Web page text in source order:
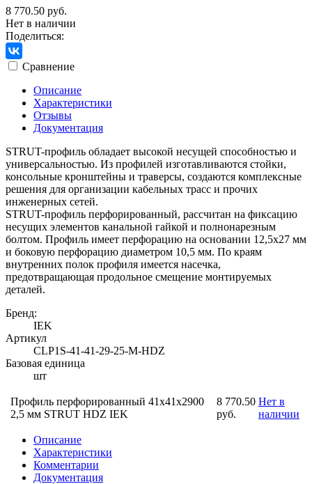
8 770.50 руб.
Нет в наличии
Поделиться:
Сравнение
Описание
Характеристики
Отзывы
Документация
STRUT-профиль обладает высокой несущей способностью и
универсальностью. Из профилей изготавливаются стойки,
консольные кронштейны и траверсы, создаются комплексные
решения для организации кабельных трасс и прочих
инженерных сетей.
STRUT-профиль перфорированный, рассчитан на фиксацию
несущих элементов канальной гайкой и полнонарезным
болтом. Профиль имеет перфорацию на основании 12,5х27 мм
и боковую перфорацию диаметром 10,5 мм. По краям
внутренних полок профиля имеется насечка,
предотвращающая продольное смещение монтируемых
деталей.
Бренд:
IEK
Артикул
CLP1S-41-41-29-25-M-HDZ
Базовая единица
шт
Профиль перфорированный 41x41х2900
2,5 мм STRUT HDZ IEK
8 770.50
руб.
Нет в
наличии
Описание
Характеристики
Комментарии
Документация